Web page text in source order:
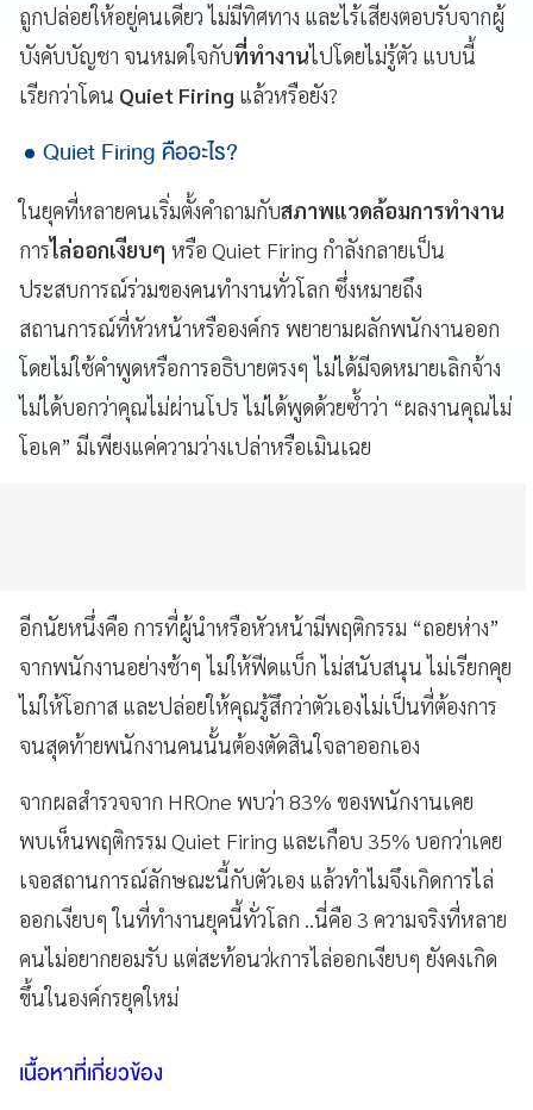
ถูกปล่อยให้อยู่คนเดียว ไม่มีทิศทาง และไร้เสียงตอบรับจากผู้
บังคับบัญชา จนหมดใจกับที่ทำงานไปโดยไม่รู้ตัว แบบนี้
เรียกว่าโดน Quiet Firing แล้วหรือยัง?
Quiet Firing คืออะไร?
ในยุคที่หลายคนเริ่มตั้งคำถามกับสภาพแวดล้อมการทำงาน
การไล่ออกเงียบๆ หรือ Quiet Firing กำลังกลายเป็น
ประสบการณ์ร่วมของคนทำงานทั่วโลก ซึ่งหมายถึง
สถานการณ์ที่หัวหน้าหรือองค์กร พยายามผลักพนักงานออก
โดยไม่ใช้คำพูดหรือการอธิบายตรงๆ ไม่ได้มีจดหมายเลิกจ้าง
ไม่ได้บอกว่าคุณไม่ผ่านโปร ไม่ได้พูดด้วยซ้ำว่า “ผลงานคุณไม่
โอเค” มีเพียงแค่ความว่างเปล่าหรือเมินเฉย
อีกนัยหนึ่งคือ การที่ผู้นำหรือหัวหน้ามีพฤติกรรม “ถอยห่าง”
จากพนักงานอย่างช้าๆ ไม่ให้ฟีดแบ็ก ไม่สนับสนุน ไม่เรียกคุย
ไม่ให้โอกาส และปล่อยให้คุณรู้สึกว่าตัวเองไม่เป็นที่ต้องการ
จนสุดท้ายพนักงานคนนั้นต้องตัดสินใจลาออกเอง
จากผลสำรวจจาก HROne พบว่า 83% ของพนักงานเคย
พบเห็นพฤติกรรม Quiet Firing และเกือบ 35% บอกว่าเคย
เจอสถานการณ์ลักษณะนี้กับตัวเอง แล้วทำไมจึงเกิดการไล่
ออกเงียบๆ ในที่ทำงานยุคนี้ทั่วโลก ..นี่คือ 3 ความจริงที่หลาย
คนไม่อยากยอมรับ แต่สะท้อนว่kการไล่ออกเงียบๆ ยังคงเกิด
ขึ้นในองค์กรยุคใหม่
เนื้อหาที่เกี่ยวข้อง